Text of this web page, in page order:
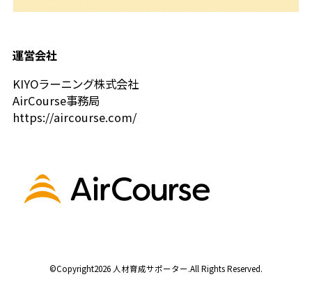
運営会社
KIYOラーニング株式会社
AirCourse事務局
https://aircourse.com/
©Copyright2026 人材育成サポーター.All Rights Reserved.